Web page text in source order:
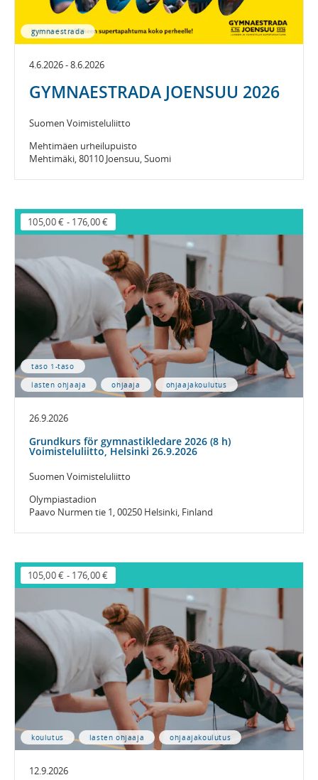
gymnaestrada
4.6.2026 - 8.6.2026
GYMNAESTRADA JOENSUU 2026
Suomen Voimisteluliitto
Mehtimäen urheilupuisto
Mehtimäki, 80110 Joensuu, Suomi
105,00 € - 176,00 €
lasten ohjaaja ohjaaja ohjaajakoulutus
taso 1-taso
26.9.2026
Grundkurs för gymnastikledare 2026 (8 h)
Voimisteluliitto, Helsinki 26.9.2026
Suomen Voimisteluliitto
Olympiastadion
Paavo Nurmen tie 1, 00250 Helsinki, Finland
105,00 € - 176,00 €
koulutus lasten ohjaaja ohjaajakoulutus
12.9.2026